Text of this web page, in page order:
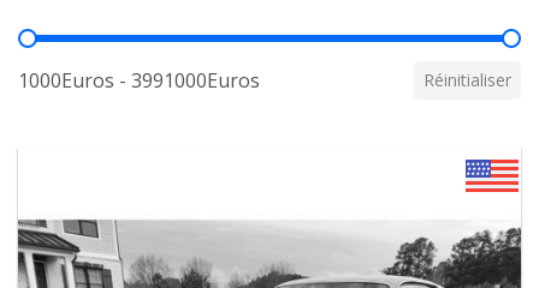
Prix
1000Euros - 3991000Euros Réinitialiser